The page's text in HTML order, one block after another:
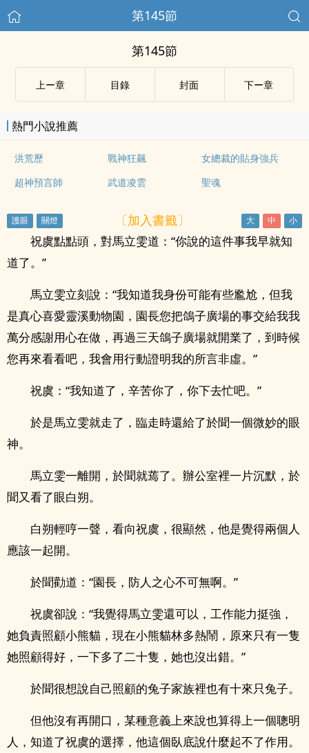
第145節
第145節
上ー章 目錄 封面 下ー章
熱門小說推薦
洪荒歷 戰神狂飆
女總裁的貼身強兵
超神預言師
武道凌雲 聖魂
〔加入書籤〕
祝虞點點頭，對馬立雯道：“你說的這件事我早就知
道了。”
馬立雯立刻說：“我知道我身份可能有些尷尬，但我
是真心喜愛靈溪動物園，園長您把鴿子廣場的事交給我我
萬分感謝用心在做，再過三天鴿子廣場就開業了，到時候
您再來看看吧，我會用行動證明我的所言非虛。”
祝虞：“我知道了，辛苦你了，你下去忙吧。”
於是馬立雯就走了，臨走時還給了於聞一個微妙的眼
神。
馬立雯一離開，於聞就蔫了。辦公室裡一片沉默，於
聞又看了眼白朔。
白朔輕哼一聲，看向祝虞，很顯然，他是覺得兩個人
應該一起開。
於聞勸道：“園長，防人之心不可無啊。”
祝虞卻說：“我覺得馬立雯還可以，工作能力挺強，
她負責照顧小熊貓，現在小熊貓林多熱鬧，原來只有一隻
她照顧得好，一下多了二十隻，她也沒出錯。”
於聞很想說自己照顧的兔子家族裡也有十來只兔子。
但他沒有再開口，某種意義上來說也算得上一個聰明
人，知道了祝虞的選擇，他這個臥底說什麼起不了作用。